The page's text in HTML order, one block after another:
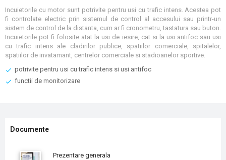
Incuietorile cu motor sunt potrivite pentru usi cu trafic intens. Acestea pot
fi controlate electric prin sistemul de control al accesului sau printr-un
sistem de control de la distanta, cum ar fi cronometru, tastatura sau buton.
Incuietorile pot fi folosite atat la usi de iesire, cat si la usi antifoc sau usi
cu trafic intens ale cladirilor publice, spatiilor comerciale, spitalelor,
spatiilor de invatamant, centrelor comerciale si stadioanelor sportive.
potrivite pentru usi cu trafic intens si usi antifoc
functii de monitorizare
Documente
prezentare generala